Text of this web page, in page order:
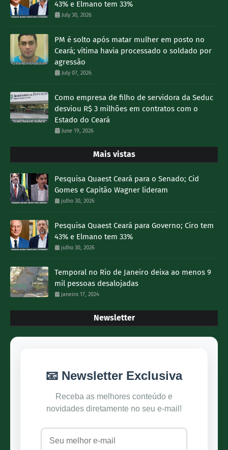
43% e Elmano tem 33%
July 30, 2026
PM é solto após matar mulher em posto no
Ceará; vítima havia processado o soldado por
agressão
July 07, 2026
Como empresa de filho de servidora da Seduc
desviou R$ 3 milhões em contratos com o
Estado do Ceará
June 19, 2026
Mais vistas
Pesquisa Quaest Ceará para o Senado; Cid
Gomes e Capitão Wagner lideram
julho 30, 2026
Pesquisa Quaest Ceará para Governo; Ciro tem
43% e Elmano tem 33%
julho 30, 2026
Temporal no Rio de Janeiro deixa ao menos 9
mil pessoas desalojadas
janeiro 17, 2024
Newsletter